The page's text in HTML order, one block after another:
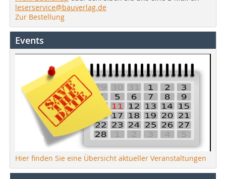
leserservice@bauverlag.de
Zur Bestellung
Events
Hier finden Sie eine Übersicht aktueller Veranstaltungen